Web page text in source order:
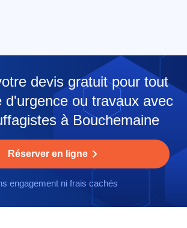
devis gratuit pour tout
d'urgence ou travaux avec
à Bouchemaine
Réserver en ligne
engagement ni frais cachés